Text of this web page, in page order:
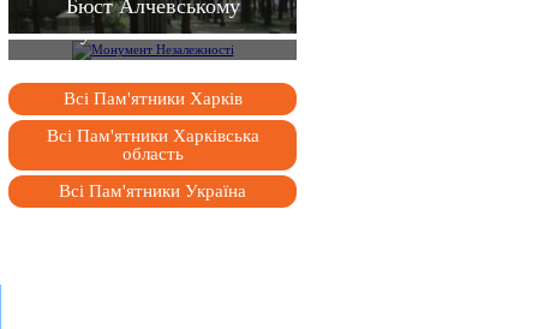
Бюст Алчевському
Монумент Незалежності
Всі Пам'ятники Харків
Всі Пам'ятники Харківська
область
Всі Пам'ятники Україна